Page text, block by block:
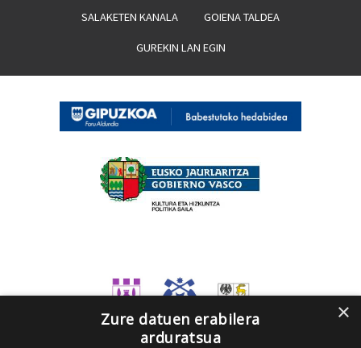
SALAKETEN KANALA GOIENA TALDEA
GUREKIN LAN EGIN
×
Zure datuen erabilera
arduratsua